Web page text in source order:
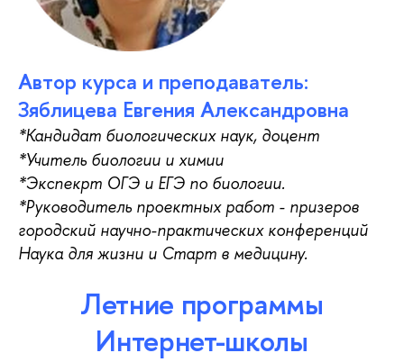
Автор курса и преподаватель:
Зяблицева Евгения Александровна
*Кандидат биологических наук, доцент
*Учитель биологии и химии
*Экспекрт ОГЭ и ЕГЭ по биологии.
*Руководитель проектных работ - призеров
городский научно-практических конференций
Наука для жизни и Старт в медицину.
Летние программы
Интернет-школы